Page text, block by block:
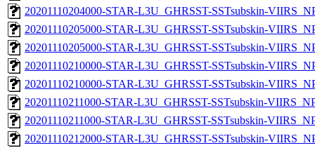
20201110204000-STAR-L3U_GHRSST-SSTsubskin-
20201110205000-STAR-L3U_GHRSST-SSTsubskin-
20201110205000-STAR-L3U_GHRSST-SSTsubskin-
20201110210000-STAR-L3U_GHRSST-SSTsubskin-
20201110210000-STAR-L3U_GHRSST-SSTsubskin-
20201110211000-STAR-L3U_GHRSST-SSTsubskin-
20201110211000-STAR-L3U_GHRSST-SSTsubskin-
20201110212000-STAR-L3U_GHRSST-SSTsubskin-